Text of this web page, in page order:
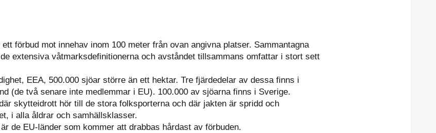
förbud mot innehav inom 100 meter från ovan angivna platser. Sammantagna
extensiva våtmarksdefinitionerna och avståndet tillsammans omfattar i stort sett
EEA, 500.000 sjöar större än ett hektar. Tre fjärdedelar av dessa finns i
(de två senare inte medlemmar i EU). 100.000 av sjöarna finns i Sverige.
skytteidrott hör till de stora folksporterna och där jakten är spridd och
i alla åldrar och samhällsklasser.
de EU-länder som kommer att drabbas hårdast av förbuden.